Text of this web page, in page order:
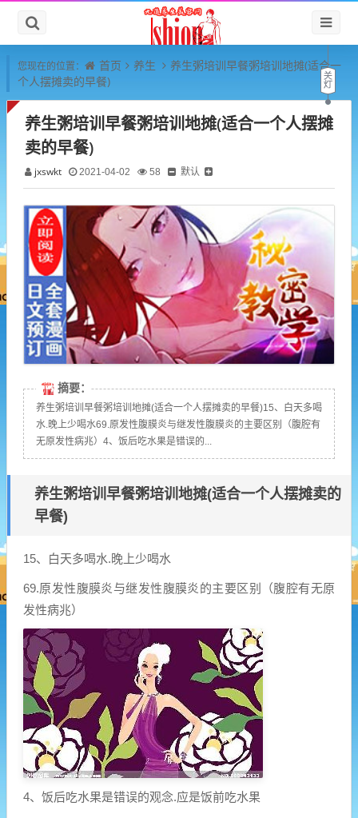
您现在的位置： 首页 养生
养生粥培训早餐粥培训地摊(适合一
个人摆摊卖的早餐)
养生粥培训早餐粥培训地摊(适合一个人摆摊
卖的早餐)
jxswkt 2021-04-02 58 默认
摘要：
养生粥培训早餐粥培训地摊(适合一个人摆摊卖的早餐)15、白天多喝
水.晚上少喝水69.原发性腹膜炎与继发性腹膜炎的主要区别（腹腔有
无原发性病兆）4、饭后吃水果是错误的...
养生粥培训早餐粥培训地摊(适合一个人摆摊卖的
早餐)
15、白天多喝水.晚上少喝水
69.原发性腹膜炎与继发性腹膜炎的主要区别（腹腔有无原
发性病兆）
4、饭后吃水果是错误的观念.应是饭前吃水果